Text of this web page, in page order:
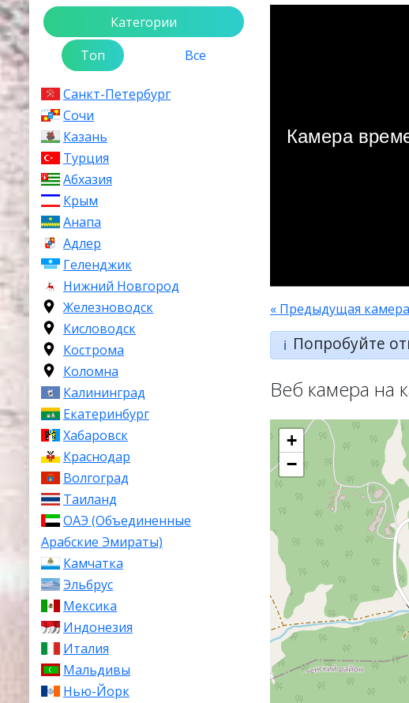
Категории
Топ
Все
Санкт-Петербург
Сочи
Казань
Турция
Абхазия
Крым
Анапа
Адлер
Геленджик
Нижний Новгород
Железноводск
Кисловодск
Кострома
Коломна
Калининград
Екатеринбург
Хабаровск
Краснодар
Волгоград
Таиланд
ОАЭ (Объединенные
Арабские Эмираты)
Камчатка
Эльбрус
Мексика
Индонезия
Италия
Мальдивы
Нью-Йорк
« Предыдущая камера
ℹ️ Попробуйте
Веб камера на
+
−